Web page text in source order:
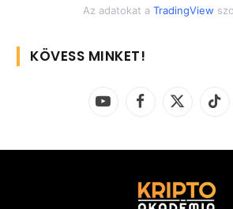
Az adatokat a TradingView
KÖVESS MINKET!
YouTubeFacebook
X